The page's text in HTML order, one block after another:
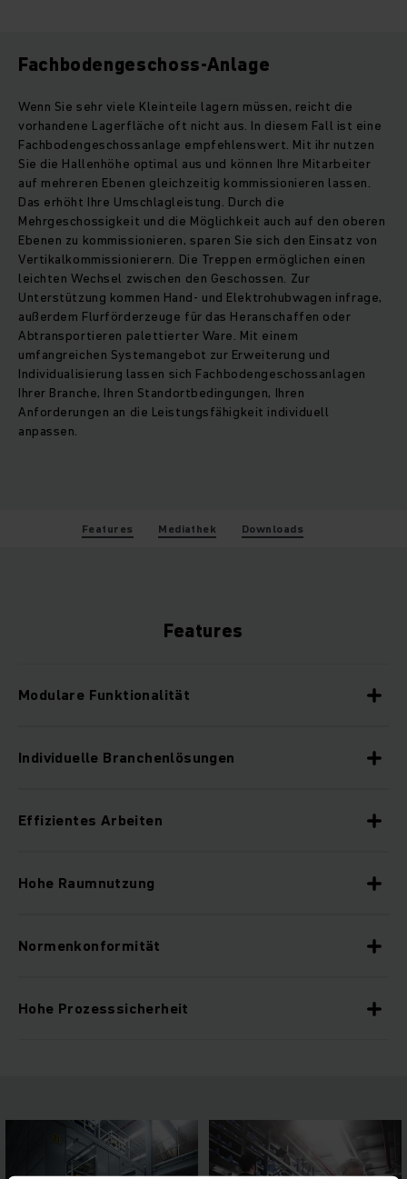
Fachbodengeschoss-Anlage
Wenn Sie sehr viele Kleinteile lagern müssen, reicht die
vorhandene Lagerfläche oft nicht aus. In diesem Fall ist eine
Fachbodengeschossanlage empfehlenswert. Mit ihr nutzen
Sie die Hallenhöhe optimal aus und können Ihre Mitarbeiter
auf mehreren Ebenen gleichzeitig kommissionieren lassen.
Das erhöht Ihre Umschlagleistung. Durch die
Mehrgeschossigkeit und die Möglichkeit auch auf den oberen
Ebenen zu kommissionieren, sparen Sie sich den Einsatz von
Vertikalkommissionierern. Die Treppen ermöglichen einen
leichten Wechsel zwischen den Geschossen. Zur
Unterstützung kommen Hand- und Elektrohubwagen infrage,
außerdem Flurförderzeuge für das Heranschaffen oder
Abtransportieren palettierter Ware. Mit einem
umfangreichen Systemangebot zur Erweiterung und
Individualisierung lassen sich Fachbodengeschossanlagen
Ihrer Branche, Ihren Standortbedingungen, Ihren
Anforderungen an die Leistungsfähigkeit individuell
anpassen.
Features Mediathek Downloads
Features
Modulare Funktionalität
Individuelle Branchenlösungen
Effizientes Arbeiten
Hohe Raumnutzung
Normenkonformität
Hohe Prozesssicherheit